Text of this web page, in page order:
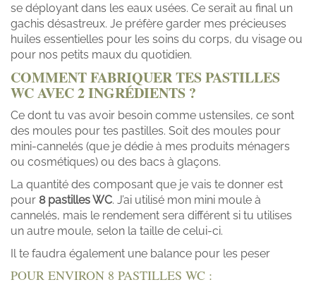
se déployant dans les eaux usées. Ce serait au final un
gachis désastreux. Je préfère garder mes précieuses
huiles essentielles pour les soins du corps, du visage ou
pour nos petits maux du quotidien.
COMMENT FABRIQUER TES PASTILLES
WC AVEC 2 INGRÉDIENTS ?
Ce dont tu vas avoir besoin comme ustensiles, ce sont
des moules pour tes pastilles. Soit des moules pour
mini-cannelés (que je dédie à mes produits ménagers
ou cosmétiques) ou des bacs à glaçons.
La quantité des composant que je vais te donner est
pour 8 pastilles WC. J’ai utilisé mon mini moule à
cannelés, mais le rendement sera différent si tu utilises
un autre moule, selon la taille de celui-ci.
Il te faudra également une balance pour les peser
POUR ENVIRON 8 PASTILLES WC :